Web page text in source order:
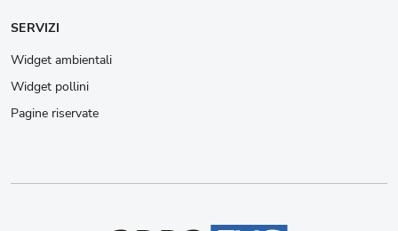
SERVIZI
Widget ambientali
Widget pollini
Pagine riservate